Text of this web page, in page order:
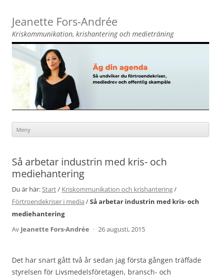
Jeanette Fors‑Andrée
Kriskommunikation, krishantering och medieträning
Meny
innehåll
Så arbetar industrin med kris- och
mediehantering
Du är här:Start/ Kriskommunikation och krishantering/
Förtroendekriser i media /Så arbetar industrin med kris- och
mediehantering
Av Jeanette Fors-Andrée · 26 augusti, 2015
Det har snart gått två år sedan jag första gången träffade
styrelsen för Livsmedelsföretagen, bransch- och